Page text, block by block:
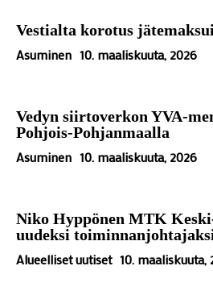
Vestialta korotus
Asuminen 10. maaliskuuta, 2026
Vedyn siirtoverkon YVA-
Pohjois-Pohjanmaalla
Asuminen 10. maaliskuuta, 2026
Niko Hyppönen MTK
uudeksi
Alueelliset uutiset 10. maaliskuuta,